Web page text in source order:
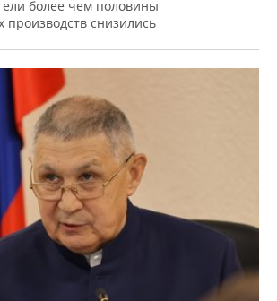
более чем половины
снизились